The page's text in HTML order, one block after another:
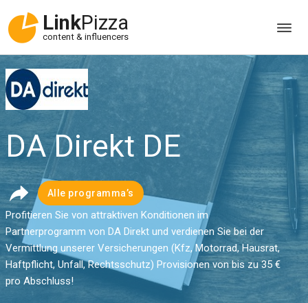
LinkPizza
content & influencers
DA Direkt DE
Alle programma’s
Profitieren Sie von attraktiven Konditionen im
Partnerprogramm von DA Direkt und verdienen Sie bei der
Vermittlung unserer Versicherungen (Kfz, Motorrad, Hausrat,
Haftpflicht, Unfall, Rechtsschutz) Provisionen von bis zu 35 €
pro Abschluss!